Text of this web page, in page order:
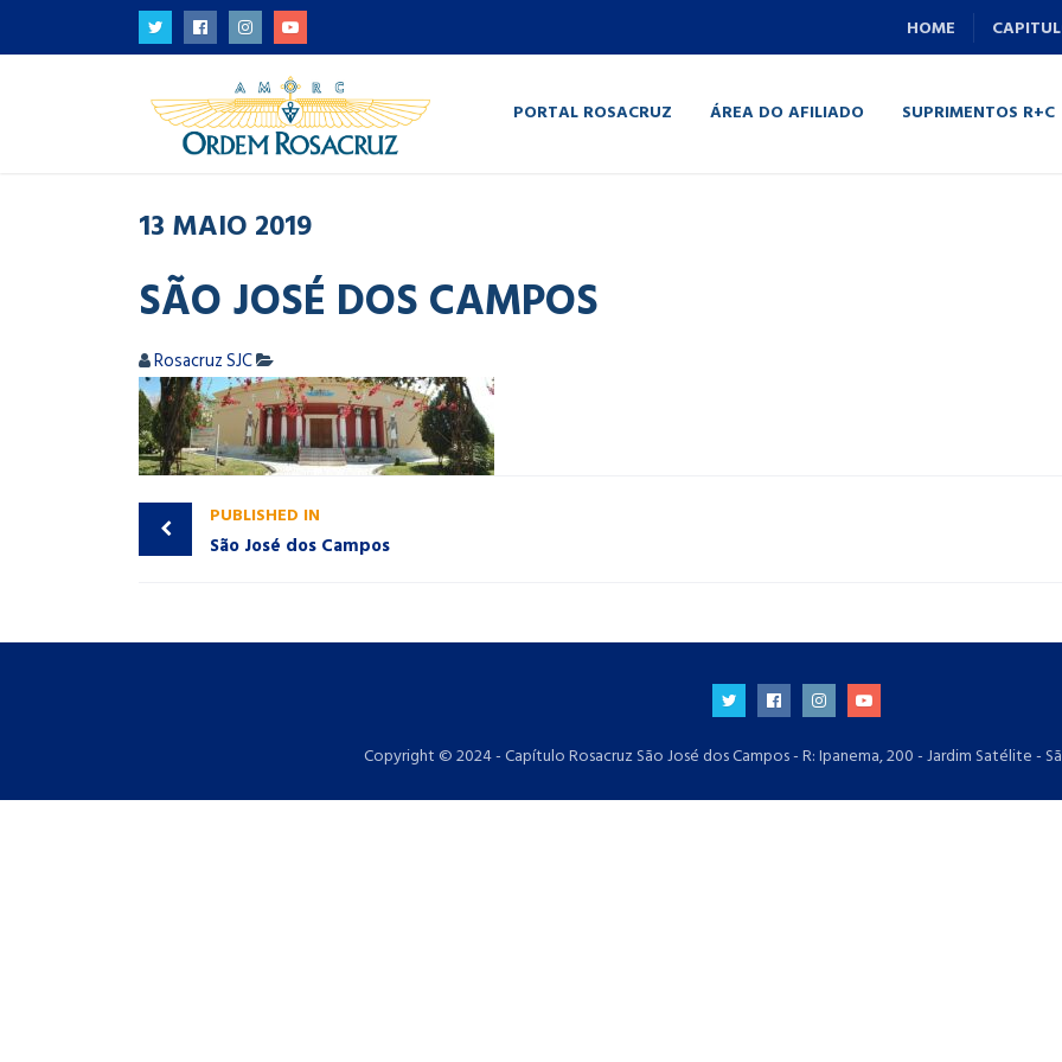
HOME
PORTAL ROSACRUZ ÁREA DO AFILIADO SUPRIMENTOS R+C
13 MAIO 2019
SÃO JOSÉ DOS CAMPOS
Rosacruz SJC
PUBLISHED IN
São José dos Campos
Copyright © 2024 - Capítulo Rosacruz São José dos Campos - R: Ipanema, 200 - Jardim Satélite -